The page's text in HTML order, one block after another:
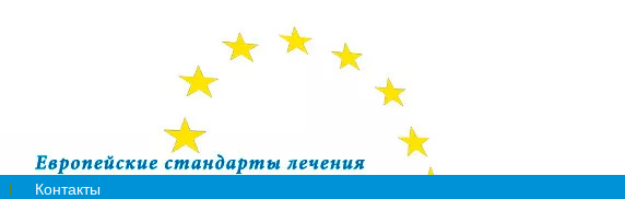
Контакты